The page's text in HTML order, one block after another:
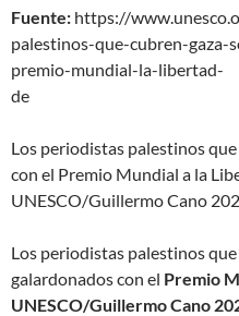
Fuente: https://
palestinos-que-cubren-gaza-
premio-mundial-la-libertad-
de 02/
Los periodistas palestinos
con el Premio Mundial a la
UNESCO/Guillermo Cano
Los periodistas palestinos
galardonados con el Premio
UNESCO/Guillermo Cano